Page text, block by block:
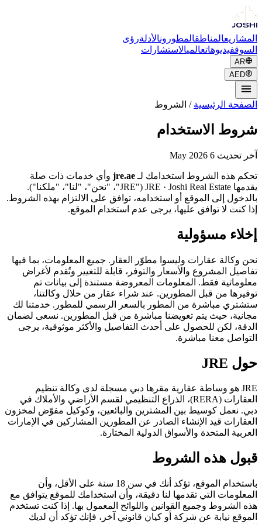
المشاريعالمناطقالمطورونالأدلةرؤى
السوقفيديوهاتعالميالاستشارات
AR
AED
الصفحة الرئيسية / الشروط
شروط الاستخدام
آخر تحديث 6 May 2026
تحكم هذه الشروط استخدامك لـ jre.ae وأي خدمات ذات صلة
يقدمها JRE · Joshi Real Estate ("JRE"، "نحن"، "لنا"، "ملكنا").
بالدخول إلى الموقع أو استخدامه، توافق على الالتزام بهذه الشروط.
إذا كنت لا توافق عليها، يرجى عدم استخدام الموقع.
إخلاء مسؤولية
نحن وكالة عقارات وليسوا مطوّر العقار. جميع المعلومات، بما فيها
تفاصيل المشروع والأسعار والتوفر، قابلة للتغيير وتُقدم لأغراض
معلوماتية فقط. المعلومات المعروضة مستندة إلى بيانات تم
توفيرها من قبل المطورين. عند شراء عقار من خلال وكالتنا،
ستشتري مباشرة من المطور بالسعر الرسمي للمطور. خدمتنا لك
مجانية، حيث يتم تعويضنا مباشرة من قبل المطورين. نسعى لضمان
الدقة، لكن للحصول على أحدث التفاصيل والأكثر موثوقية، يرجى
التواصل معنا مباشرة.
حول JRE
JRE هو وساطة عقارية مقرها دبي مسجلة لدى وكالة تنظيم
العقارات (RERA)، الذراع التنظيمي لقسم الأراضي والأملاك في
دبي. نعمل كوسيط بين المشترين والبائعين، وكوكيل مفوّض لمخزون
العقارات قيد الإنشاء الصادر عن المطورين المشاركين في الإمارات
العربية المتحدة والأسواق الدولية المختارة.
قبول هذه الشروط
باستخدام الموقع، تؤكد أنك في سن 18 سنة على الأقل، وأن
المعلومات التي تقدمها لنا دقيقة، وأن استخدامك للموقع يتوافق مع
هذه الشروط وجميع القوانين واللوائح المعمول بها. إذا كنت تستخدم
الموقع نيابة عن شركة أو كيان قانوني آخر، فإنك تؤكد أن لديك